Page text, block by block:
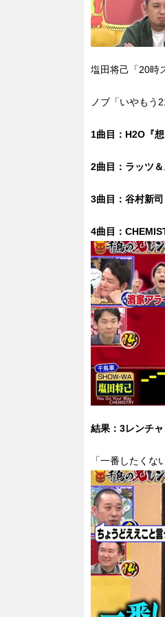
塩田将己「20時
ノブ「いやもう
1曲目：H2O『
2曲目：ラッツ＆
3曲目：谷村新司
4曲目：
結果：3レンチ
「一番したく